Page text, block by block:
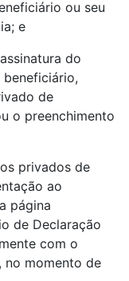
ou seu
e
do
de
o preenchimento
privados de
ao
página
de Declaração
com o
no momento de